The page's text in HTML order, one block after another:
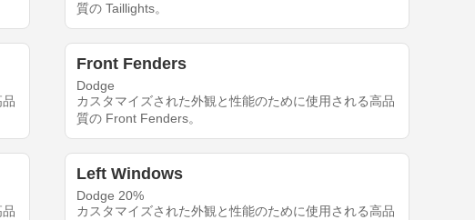
質の Taillights。
Front Fenders
Dodge
カスタマイズされた外観と性能のために使用される高品
質の Front Fenders。
Left Windows
Dodge 20%
カスタマイズされた外観と性能のために使用される高品